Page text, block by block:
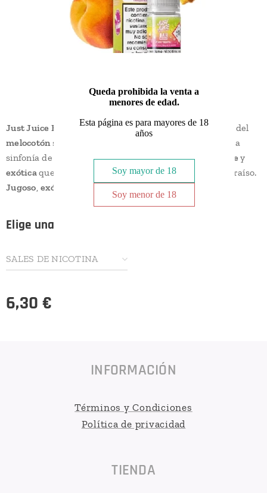
Just Juice Bar Salts Peach Pineapple 10ml.La dulzura del
melocotónse encuentra con la chispa de la
en una
sinfonía de sabores tropicales. Una mezclarefrescantey
exóticaque te hará sentir como si estuvieras en el paraíso.
Jugoso,exótico perfectopara el día a día.
Elige una opción:
SALES DE NICOTINA
6,30 €
INFORMACIÓN
Términos y Condiciones
Política de privacidad
TIENDA
Queda prohibida la venta a
menores de edad.
Esta página es para mayores de 18
años
Soy mayor de 18
Soy menor de 18